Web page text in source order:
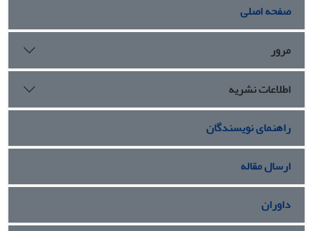
صفحه اصلی
مرور
اطلاعات نشریه
راهنمای نویسندگان
ارسال مقاله
داوران